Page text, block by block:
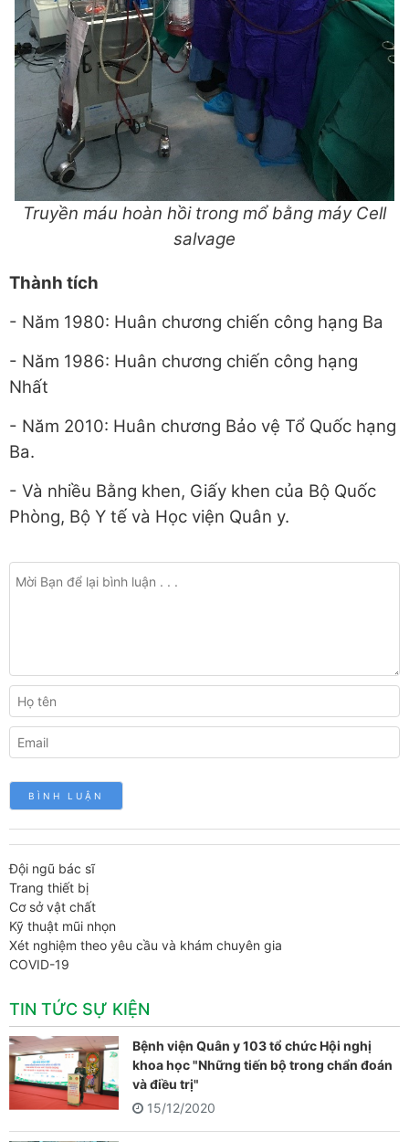
Truyền máu hoàn hồi trong mổ bằng máy Cell
salvage
Thành tích
- Năm 1980: Huân chương chiến công hạng Ba
- Năm 1986: Huân chương chiến công hạng
Nhất
- Năm 2010: Huân chương Bảo vệ Tổ Quốc hạng
Ba.
- Và nhiều Bằng khen, Giấy khen của Bộ Quốc
Phòng, Bộ Y tế và Học viện Quân y.
Đội ngũ bác sĩ
Trang thiết bị
Cơ sở vật chất
Kỹ thuật mũi nhọn
Xét nghiệm theo yêu cầu và khám chuyên gia
COVID-19
TIN TỨC SỰ KIỆN
Bệnh viện Quân y 103 tổ chức Hội nghị
khoa học "Những tiến bộ trong chẩn đoán
và điều trị"
15/12/2020